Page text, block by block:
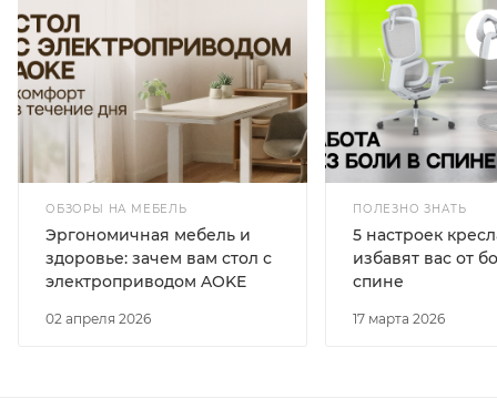
ОБЗОРЫ НА МЕБЕЛЬ
02 апреля 2026
Эргономичная мебель и
здоровье: зачем вам стол с
электроприводом AOKE
ПОЛЕЗНО ЗНАТЬ
17 марта 2026
5 настроек
избавят вас от
спине